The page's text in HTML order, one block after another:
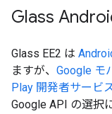
Glass
Glass EE2 は
ますが、 Google モ
Play 開発者サービ
Google API の選択